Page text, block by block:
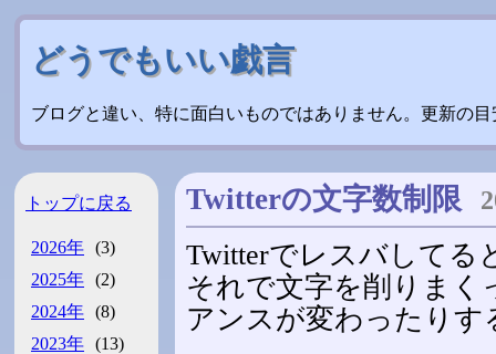
どうでもいい戯言
ブログと違い、特に面白いものではありません。更新の
トップに戻る
2026年 (3)
2025年 (2)
2024年 (8)
2023年 (13)
Twitterの文字数制限
Twitterでレスバしてる
それで文字を削りま
アンスが変わったりす